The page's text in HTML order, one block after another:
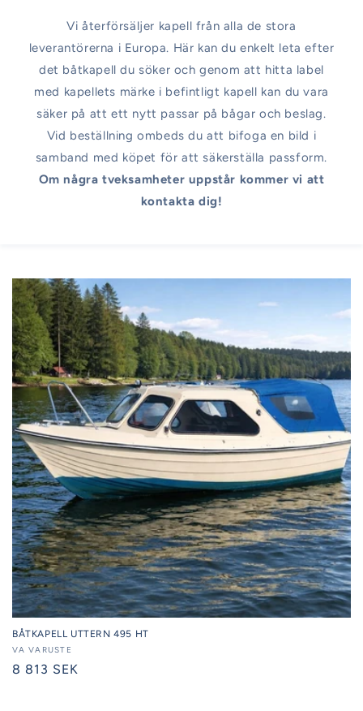
Vi återförsäljer kapell från alla de stora
leverantörerna i Europa. Här kan du enkelt leta efter
det båtkapell du söker och genom att hitta label
med kapellets märke i befintligt kapell kan du vara
säker på att ett nytt passar på bågar och beslag.
Vid beställning ombeds du att bifoga en bild i
samband med köpet för att säkerställa passform.
Om några tveksamheter uppstår kommer vi att
kontakta dig!
BÅTKAPELL UTTERN 495 HT
Säljare:
VA VARUSTE
Ordinarie
8 813 SEK